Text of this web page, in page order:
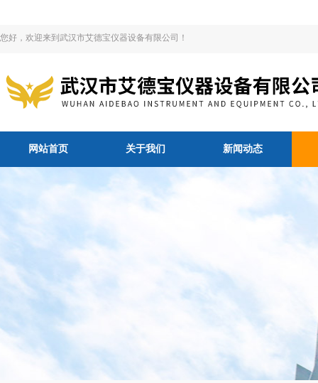
您好，欢迎来到武汉市艾德宝仪器设备有限公司！
网站首页 关于我们 新闻动态